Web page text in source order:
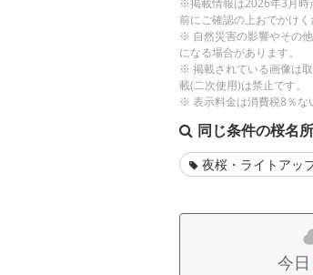
※掲載情報は2026年3月時
前にご確認の上おでかけく
※ 自然災害の影響やその
になる場合があります。
※ 掲載されている画像は
載(二次使用)は禁止です。
※ 表示料金は消費税8％な
同じ条件の桜名
夜桜・ライトアッ
今日